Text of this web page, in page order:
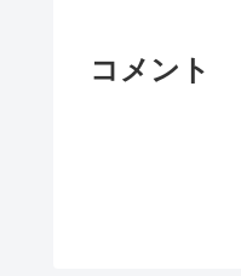
コメント